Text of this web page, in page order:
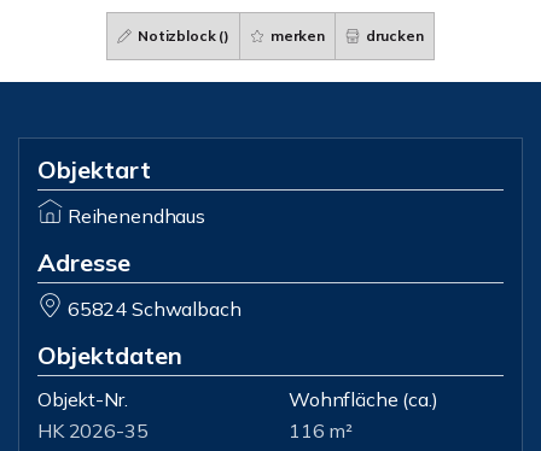
Notizblock () merken drucken
Objektart
Reihenendhaus
Adresse
65824 Schwalbach
Objektdaten
Objekt-Nr.
HK 2026-35
Wohnfläche (ca.)
116 m²